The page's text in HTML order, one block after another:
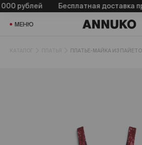
рублей Бесплатная доставка
МЕНЮ
ПЛАТЬЕ-МАЙКА ИЗ